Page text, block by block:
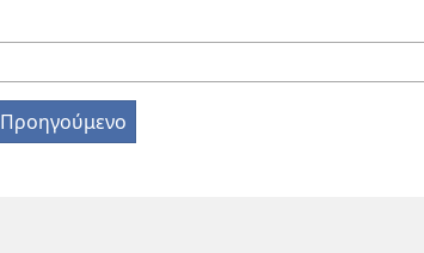
Προηγούμενο